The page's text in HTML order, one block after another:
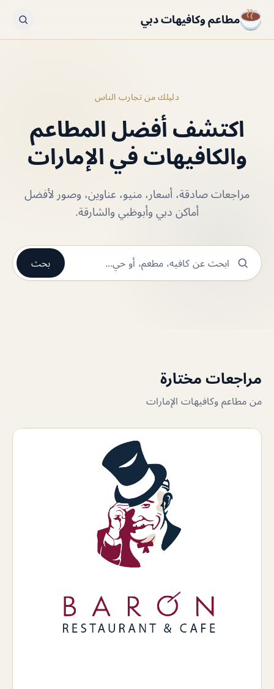
مطاعم وكافيهات دبي
دليلك من تجارب الناس
اكتشف أفضل المطاعم
والكافيهات في الإمارات
مراجعات صادقة، أسعار، منيو، عناوين، وصور لأفضل
أماكن دبي وأبوظبي والشارقة.
بحث
مراجعات مختارة
من مطاعم وكافيهات الإمارات